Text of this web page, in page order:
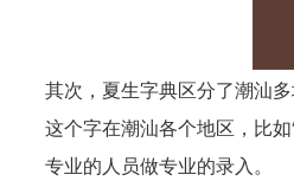
其次，夏生字典区分了潮汕
这个字在潮汕各个地区，比如
专业的人员做专业的录入。